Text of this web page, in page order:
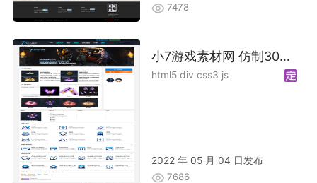
7478
小7游戏素材网 仿制30GM 加优化
html5 div css3 js
2022 年 05 月 04 日发布
7686